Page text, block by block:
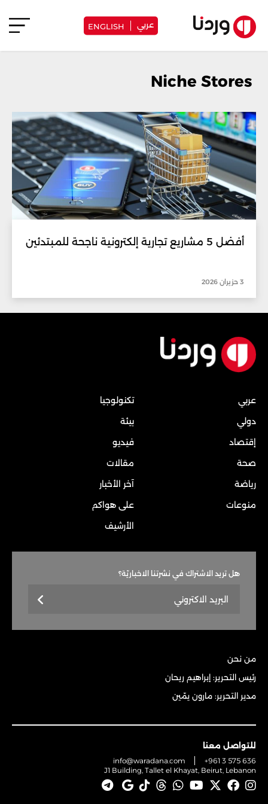
عربي ENGLISH
أفضل 5 مشاريع تجارية إلكترونية ناجحة للمبتدئين
3 حزيران 2026
عربي
دولي
إقتصاد
صحة
رياضة
منوعات
تكنولوجيا
بيئة
فيديو
مقالات
آخر الأخبار
على هواكم
الأرشيف
هل تريد الاشتراك في نشرتنا الاخباريّة؟
من نحن
رئيس التحرير: إبراهيم ريحان
مدير التحرير: مارون يمّين
للتواصل معنا
info@waradana.com
+961 3 575 636
J1 Building, Tallet el Khayat, Beirut, Lebanon